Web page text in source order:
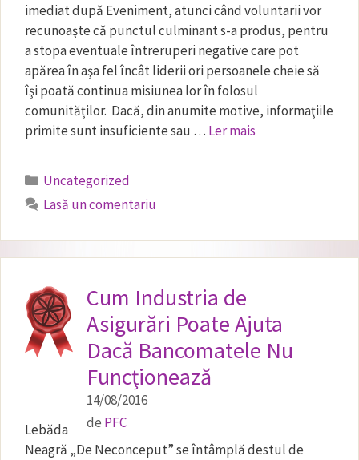
imediat după Eveniment, atunci când voluntarii vor
recunoaşte că punctul culminant s-a produs, pentru
a stopa eventuale întreruperi negative care pot
apărea în aşa fel încât liderii ori persoanele cheie să
îşi poată continua misiunea lor în folosul
comunităților. Dacă, din anumite motive, informaţiile
primite sunt insuficiente sau … Ler mais
Categorii
Uncategorized
Lasă un comentariu
Cum Industria de
Asigurări Poate Ajuta
Dacă Bancomatele Nu
Funcţionează
14/08/2016
de PFC
Lebăda
Neagră „De Neconceput” se întâmplă destul de